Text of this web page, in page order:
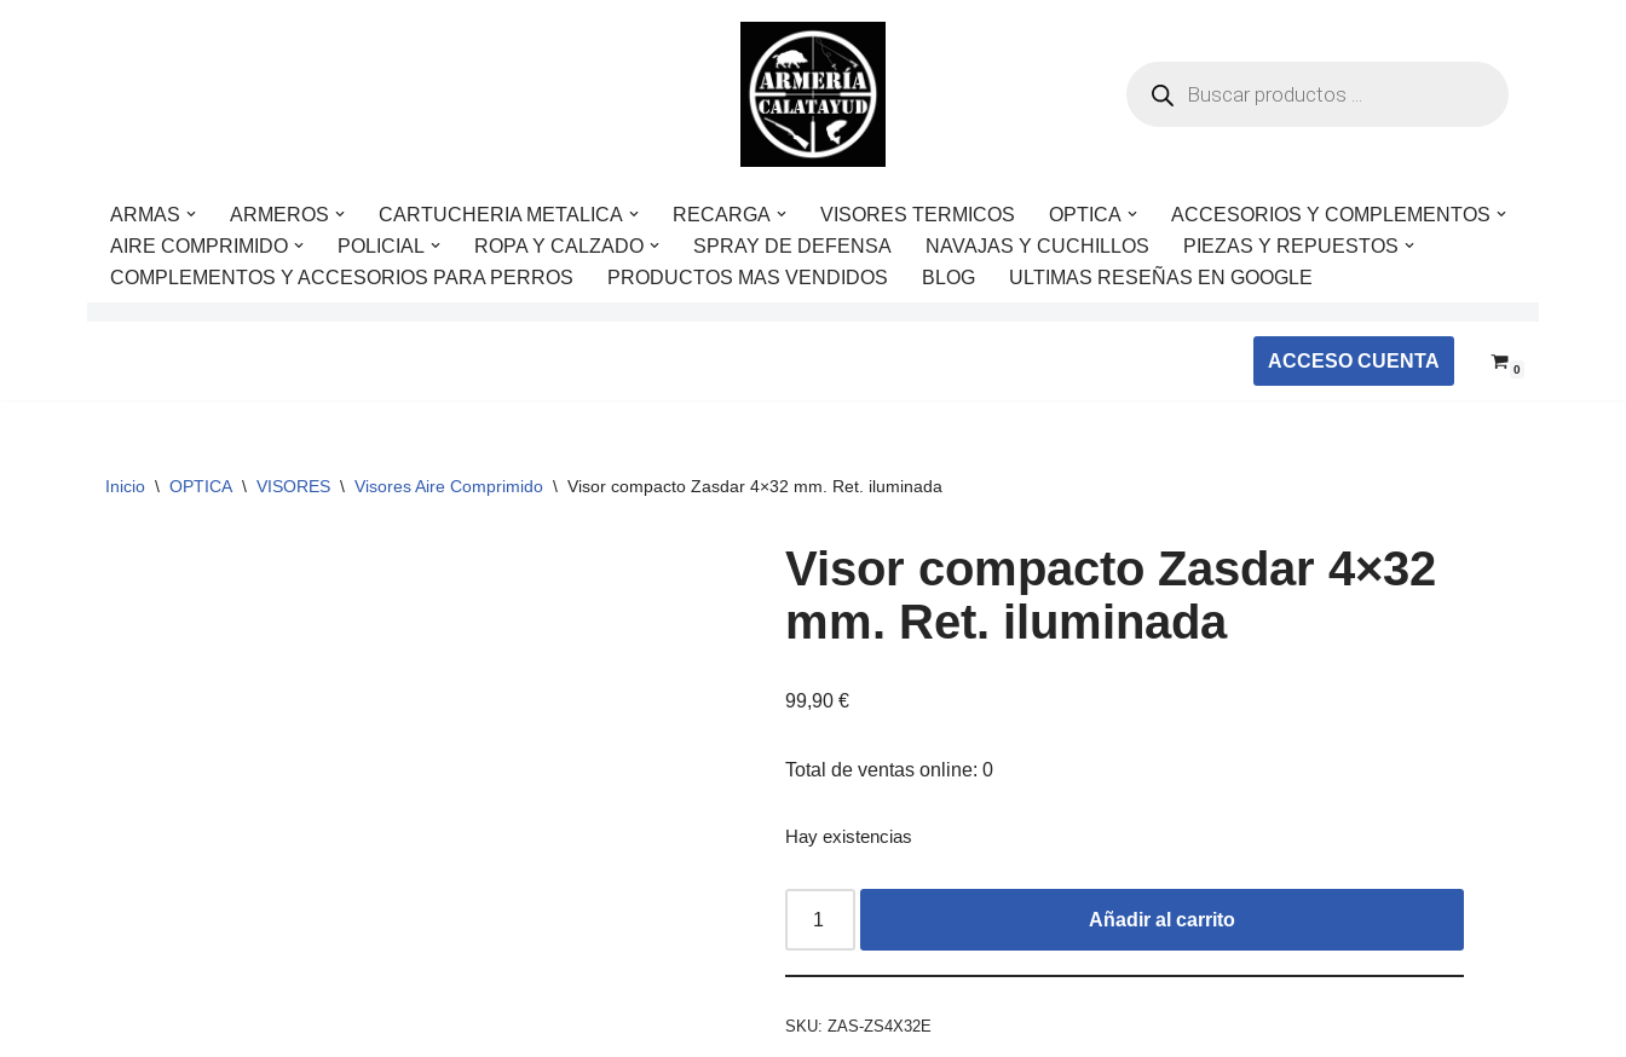
ARMAS ARMEROS CARTUCHERIA METALICA RECARGA VISORES TERMICOS OPTICA
ACCESORIOS Y COMPLEMENTOS
AIRE COMPRIMIDO
POLICIAL ROPA Y CALZADO SPRAY DE DEFENSA NAVAJAS Y CUCHILLOS
PIEZAS Y REPUESTOS
COMPLEMENTOS Y ACCESORIOS PARA PERROS
PRODUCTOS MAS VENDIDOS BLOG ULTIMAS RESEÑAS EN GOOGLE
ACCESO CUENTA 0
Inicio \ OPTICA \ VISORES \ Visores Aire Comprimido \ Visor compacto Zasdar 4×32 mm. Ret. iluminada
Visor compacto Zasdar 4×32
mm. Ret. iluminada
99,90 €
Total de ventas online: 0
Hay existencias
Añadir al carrito
SKU: ZAS-ZS4X32E